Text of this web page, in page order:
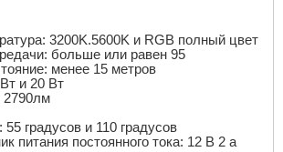
3200K.5600K и RGB полный цвет
больше или равен 95
менее 15 метров
и 20 Вт
2790лм
градусов и 110 градусов
питания постоянного тока: 12 В 2 а